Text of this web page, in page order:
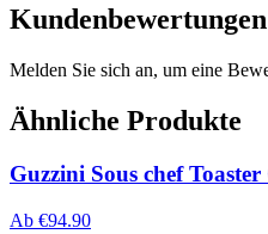
Kundenbewertungen
Melden Sie sich an, um eine
Ähnliche Produkte
Guzzini Sous chef Toaster
Ab €94.90